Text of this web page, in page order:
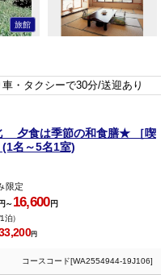
旅館
・タクシーで30分/送迎あり
夕食は季節の和食膳★ ［喫
名～5名1室)
限定
～16,600円
泊）
円
コースコード[WA2554944-19J106]